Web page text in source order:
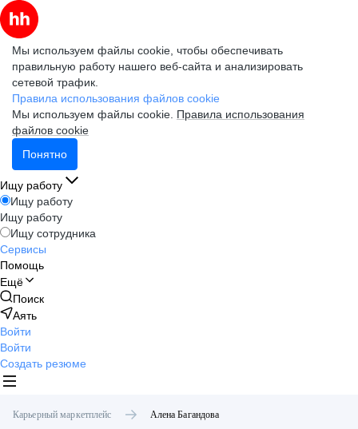
Мы используем файлы cookie, чтобы обеспечивать
правильную работу нашего веб-сайта и анализировать
сетевой трафик.
Правила использования файлов cookie
Мы используем файлы cookie. Правила использования
файлов cookie
Понятно
Ищу работу
Ищу работу
Ищу работу
Ищу сотрудника
Сервисы
Помощь
Ещё
Поиск
Аять
Войти
Войти
Создать резюме
Карьерный маркетплейс Алена Багандова